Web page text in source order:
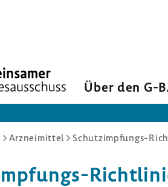
Über den G-
Arzneimittel Schutzimpfungs-